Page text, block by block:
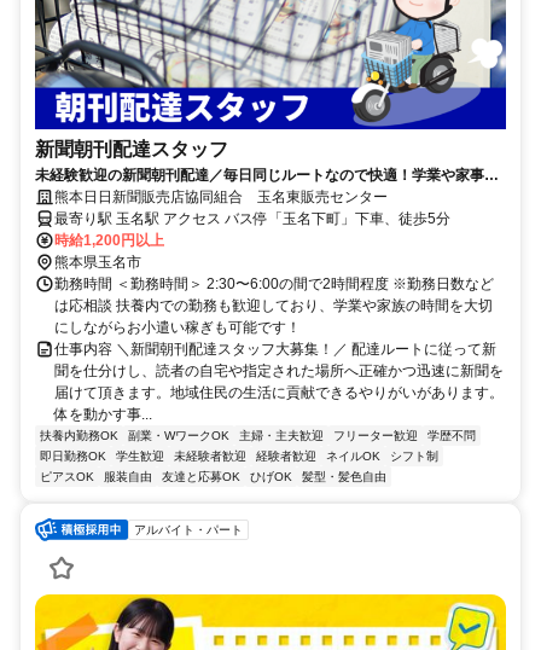
新聞朝刊配達スタッフ
未経験歓迎の新聞朝刊配達／毎日同じルートなので快適！学業や家事と
の両立やWワークにもぴったりなお仕事！
熊本日日新聞販売店協同組合 玉名東販売センター
最寄り駅 玉名駅 アクセス バス停「玉名下町」下車、徒歩5分
時給1,200円以上
熊本県玉名市
勤務時間 ＜勤務時間＞ 2:30〜6:00の間で2時間程度 ※勤務日数など
は応相談 扶養内での勤務も歓迎しており、学業や家族の時間を大切
にしながらお小遣い稼ぎも可能です！
仕事内容 ＼新聞朝刊配達スタッフ大募集！／ 配達ルートに従って新
聞を仕分けし、読者の自宅や指定された場所へ正確かつ迅速に新聞を
届けて頂きます。地域住民の生活に貢献できるやりがいがあります。
体を動かす事...
扶養内勤務OK 副業・WワークOK 主婦・主夫歓迎 フリーター歓迎
学歴不問
即日勤務OK
学生歓迎 未経験者歓迎 経験者歓迎 ネイルOK
シフト制
ピアスOK
服装自由 友達と応募OK ひげOK 髪型・髪色自由
アルバイト・パート